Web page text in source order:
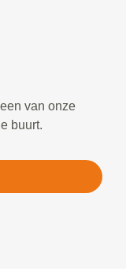
van onze
buurt.